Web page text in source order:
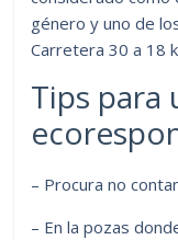
género y uno de
Carretera 30 a 18
Tips para
– Procura no
– En la pozas